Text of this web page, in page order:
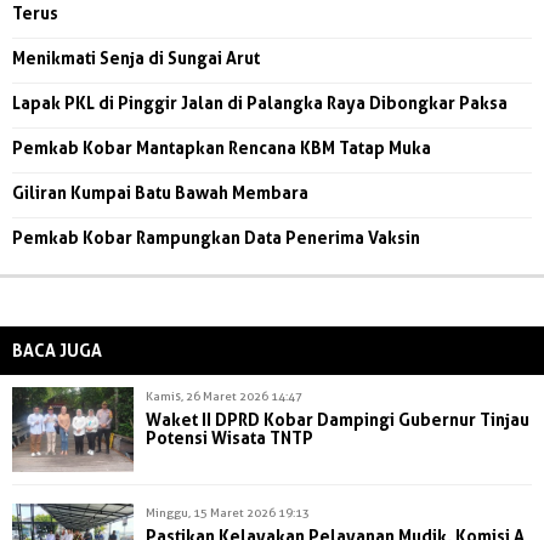
Terus
Menikmati Senja di Sungai Arut
Lapak PKL di Pinggir Jalan di Palangka Raya Dibongkar Paksa
Pemkab Kobar Mantapkan Rencana KBM Tatap Muka
Giliran Kumpai Batu Bawah Membara
Pemkab Kobar Rampungkan Data Penerima Vaksin
BACA JUGA
Kamis, 26 Maret 2026 14:47
Waket II DPRD Kobar Dampingi Gubernur Tinjau
Potensi Wisata TNTP
Minggu, 15 Maret 2026 19:13